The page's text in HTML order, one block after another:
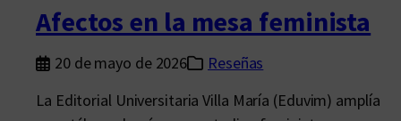
Afectos en la mesa feminista
20 de mayo de 2026
Reseñas
La Editorial Universitaria Villa María (Eduvim) amplía